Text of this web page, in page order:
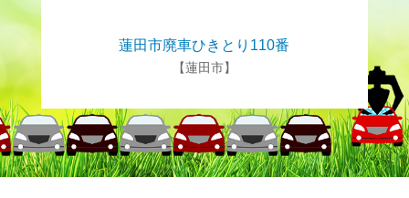
蓮田市廃車ひきとり110番
【蓮田市】
お役立ち情報
お知らせ